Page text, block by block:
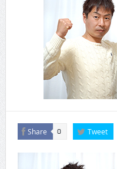
CINEMA×STYLE 286号
CINEMA×STYLE 285号
CINEMA×STYLE 294号
Share 0 Tweet